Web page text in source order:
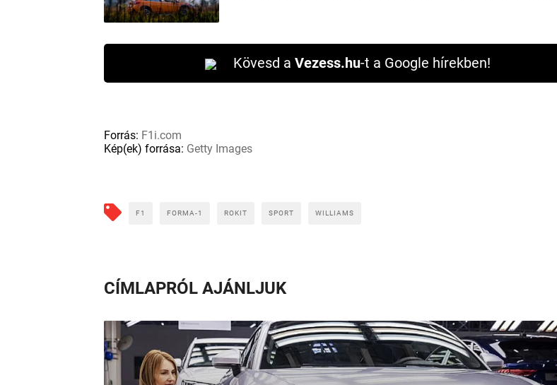
Kövesd a Vezess.hu-t a Google hírekben!
Forrás: F1i.com
Kép(ek) forrása: Getty Images
F1 FORMA-1 ROKIT SPORT WILLIAMS
CÍMLAPRÓL AJÁNLJUK